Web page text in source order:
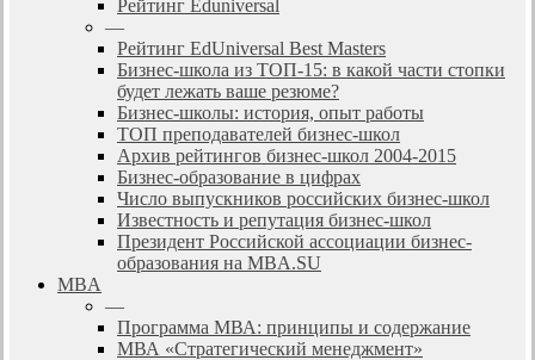
Рейтинг Eduniversal
—
Рейтинг EdUniversal Best Masters
Бизнес-школа из ТОП-15: в какой части стопки
будет лежать ваше резюме?
Бизнес-школы: история, опыт работы
ТОП преподавателей бизнес-школ
Архив рейтингов бизнес-школ 2004-2015
Бизнес-образование в цифрах
Число выпускников российских бизнес-школ
Известность и репутация бизнес-школ
Президент Российской ассоциации бизнес-
образования на MBA.SU
MBA
—
Программа МВА: принципы и содержание
МВА «Cтратегический менеджмент»